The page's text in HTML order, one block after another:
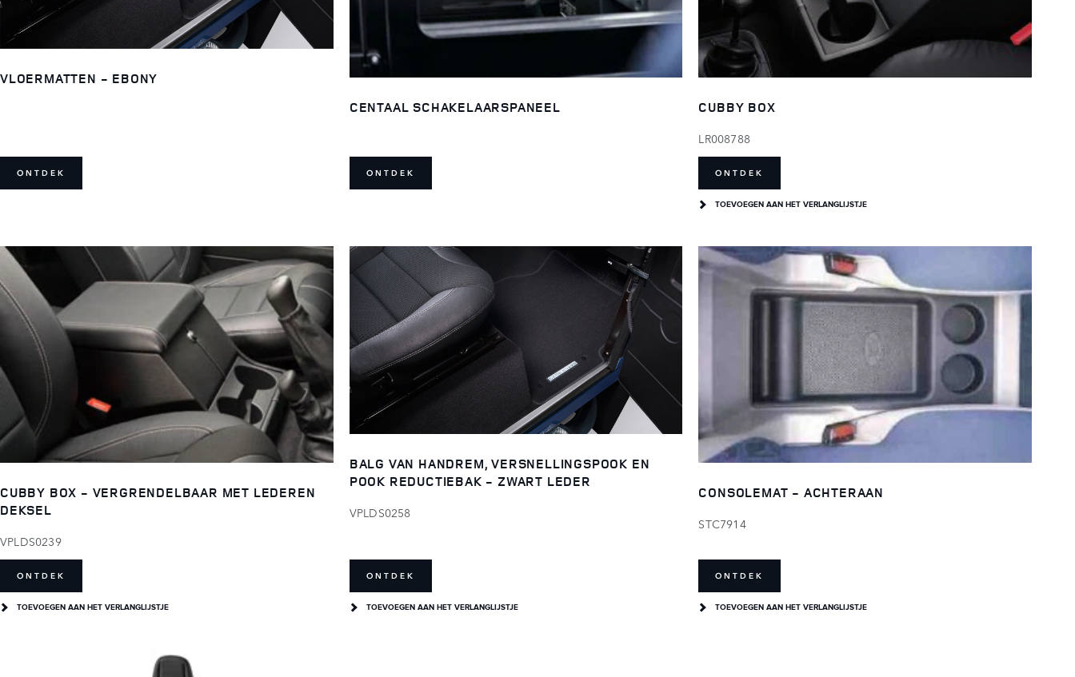
VLOERMATTEN - EBONY
ONTDEK
CENTAAL SCHAKELAARSPANEEL
ONTDEK
CUBBY BOX
LR008788
ONTDEK
TOEVOEGEN AAN HET VERLANGLIJSTJE
CUBBY BOX - VERGRENDELBAAR MET LEDEREN
DEKSEL
VPLDS0239
ONTDEK
TOEVOEGEN AAN HET VERLANGLIJSTJE
BALG VAN HANDREM, VERSNELLINGSPOOK EN
POOK REDUCTIEBAK - ZWART LEDER
VPLDS0258
ONTDEK
TOEVOEGEN AAN HET VERLANGLIJSTJE
CONSOLEMAT - ACHTERAAN
STC7914
ONTDEK
TOEVOEGEN AAN HET VERLANGLIJSTJE